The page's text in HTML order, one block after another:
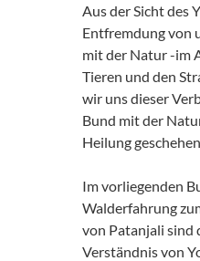
Aus der Sicht des
Entfremdung von
mit der Natur -im
Tieren und den
wir uns dieser
Bund mit der
Heilung
Im vorliegenden
Walderfahrung
von Patanjali sind
Verständnis von